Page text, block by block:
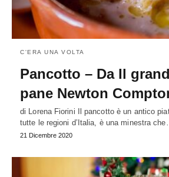
C'ERA UNA VOLTA
Pancotto – Da Il
pane Newton
di Lorena Fiorini Il pancotto è un antico
tutte le regioni d’Italia, è una minestra
21 Dicembre 2020